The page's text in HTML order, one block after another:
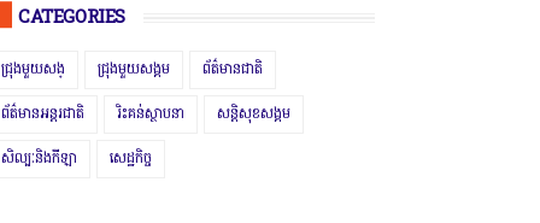
CATEGORIES
ជ្រុងមួយសង្ ជ្រុងមួយសង្គម ព័ត៌មានជាតិ
ព័ត៌មានអន្តរជាតិ រិះគន់ស្ថាបនា សន្តិសុខសង្គម
សិល្បៈនិងកីឡា សេដ្ឋកិច្ច